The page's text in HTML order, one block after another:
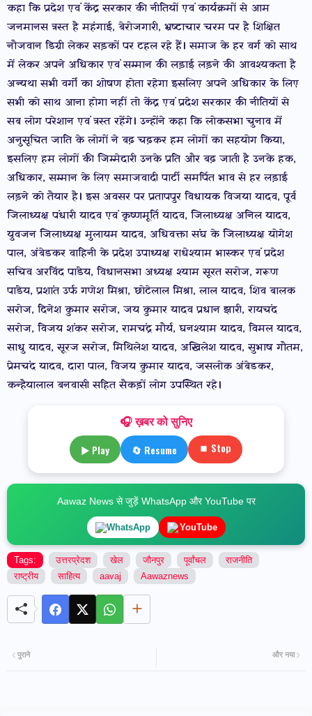
कहा कि प्रदेश एवं केंद्र सरकार की नीतियों एवं कार्यक्रमों से आम
जनमानस त्रस्त है महंगाई, बेरोजगारी, भ्रष्टाचार चरम पर है शिक्षित
नौजवान डिग्री लेकर सड़कों पर टहल रहे हैं। समाज के हर वर्ग को साथ
में लेकर अपने अधिकार एवं सम्मान की लड़ाई लड़ने की आवश्यकता है
अन्यथा सभी वर्गों का शोषण होता रहेगा इसलिए अपने अधिकार के लिए
सभी को साथ आना होगा नहीं तो केंद्र एवं प्रदेश सरकार की नीतियों से
सब लोग परेशान एवं त्रस्त रहेंगे। उन्होंने कहा कि लोकसभा चुनाव में
अनुसूचित जाति के लोगों ने बढ़ चढ़कर हम लोगों का सहयोग किया,
इसलिए हम लोगों की जिम्मेदारी उनके प्रति और बढ़ जाती है उनके हक,
अधिकार, सम्मान के लिए समाजवादी पार्टी समर्पित भाव से हर लड़ाई
लड़ने को तैयार है। इस अवसर पर प्रतापपुर विधायक विजया यादव, पूर्व
जिलाध्यक्ष पंधारी यादव एवं कृष्णमूर्ति यादव, जिलाध्यक्ष अनिल यादव,
युवजन जिलाध्यक्ष मुलायम यादव, अधिवक्ता संघ के जिलाध्यक्ष योगेश
पाल, अंबेडकर वाहिनी के प्रदेश उपाध्यक्ष राधेश्याम भास्कर एवं प्रदेश
सचिव अरविंद पांडेय, विधानसभा अध्यक्ष श्याम सूरत सरोज, गरूण
पांडेय, प्रशांत उर्फ गणेश मिश्रा, छोटेलाल मिश्रा, लाल यादव, शिव बालक
सरोज, दिनेश कुमार सरोज, जय कुमार यादव प्रधान झारी, रायचंद
सरोज, विजय शंकर सरोज, रामचंद्र मौर्य, घनश्याम यादव, विमल यादव,
साधु यादव, सूरज सरोज, मिथिलेश यादव, अखिलेश यादव, सुभाष गौतम,
प्रेमचंद यादव, दारा पाल, विजय कुमार यादव, जसलोक अंबेडकर,
कन्हैयालाल बनवासी सहित सैकड़ों लोग उपस्थित रहे।
🎧 ख़बर को सुनिए
▶ Play 🔄 Resume ⏹ Stop
Aawaz News से जुड़ें WhatsApp और YouTube पर
WhatsApp YouTube
Tags: उत्तरप्रेदश खेल जौनपुर पूर्वांचल
राजनीति
राष्ट्रीय
साहित्य aavaj Aawaznews
और नया
पुराने